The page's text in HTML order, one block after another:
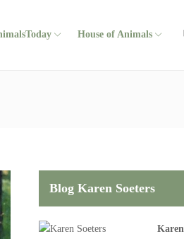
House of Animals
Blog Karen Soeters